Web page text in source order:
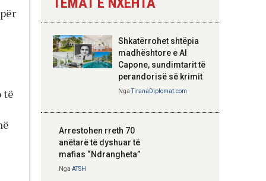
të
Hoxha takim me
zyrtarë të lartë të
DASH: Angazhim i
përbashkët për
strategjik
Shkatërrohet shtëpia
madhështore e Al
Capone, sundimtarit të
perandorisë së krimit
NgaTiranaDiplomat.com
Arrestohen rreth 70
anëtarë të dyshuar të
mafias “Ndrangheta”
Nga ATSH